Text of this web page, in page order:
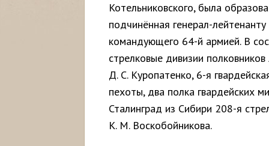
Котельниковского, была
подчинённая генерал-
командующего 64-й армией. В
стрелковые дивизии
Д. С. Куропатенко, 6-я
пехоты, два полка гвардейских
Сталинград из Сибири 208-я
К. М. Воскобойникова.